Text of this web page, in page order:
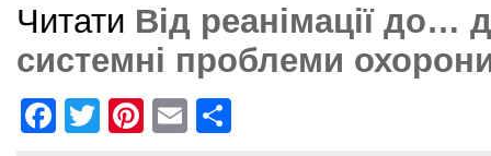
Читати Від реанімації до…
системні проблеми
F
T
Pi E